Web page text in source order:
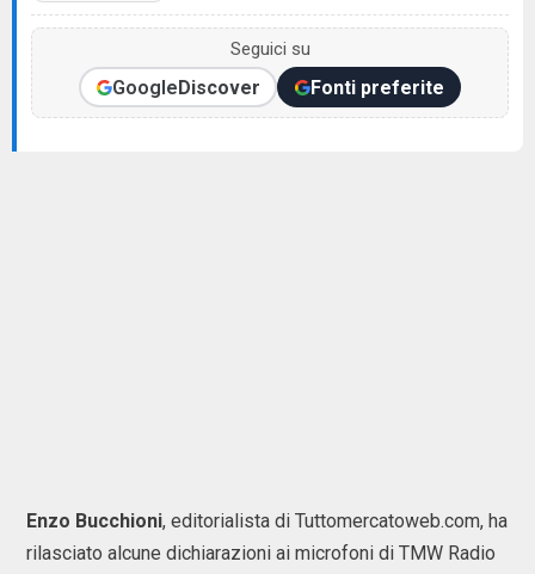
Seguici su
GoogleDiscover Fonti preferite
Enzo Bucchioni, editorialista di Tuttomercatoweb.com, ha
rilasciato alcune dichiarazioni ai microfoni di TMW Radio